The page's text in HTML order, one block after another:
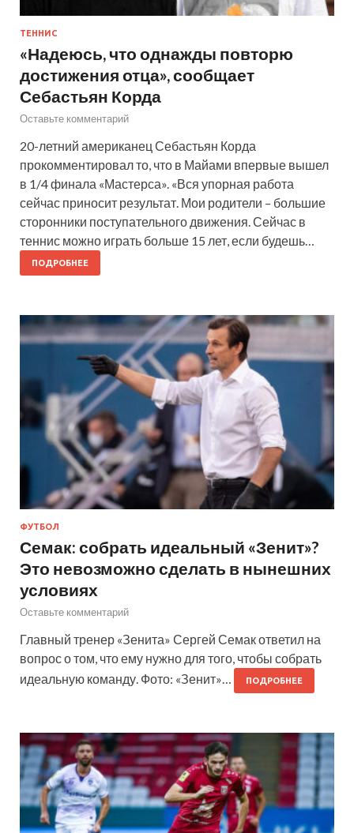
ТЕННИС
«Надеюсь, что однажды повторю
достижения отца», сообщает
Себастьян Корда
Оставьте комментарий
20-летний американец Себастьян Корда
прокомментировал то, что в Майами впервые вышел
в 1/4 финала «Мастерса». «Вся упорная работа
сейчас приносит результат. Мои родители – большие
сторонники поступательного движения. Сейчас в
теннис можно играть больше 15 лет, если будешь…
ПОДРОБНЕЕ
ФУТБОЛ
Семак: собрать идеальный «Зенит»?
Это невозможно сделать в нынешних
условиях
Оставьте комментарий
Главный тренер «Зенита» Сергей Семак ответил на
вопрос о том, что ему нужно для того, чтобы собрать
идеальную команду. Фото: «Зенит»…
ПОДРОБНЕЕ